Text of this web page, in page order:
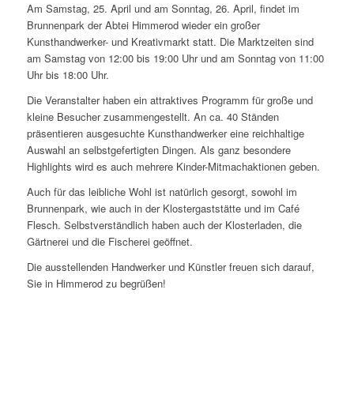
Am Samstag, 25. April und am Sonntag, 26. April, findet im
Brunnenpark der Abtei Himmerod wieder ein großer
Kunsthandwerker- und Kreativmarkt statt. Die Marktzeiten sind
am Samstag von 12:00 bis 19:00 Uhr und am Sonntag von 11:00
Uhr bis 18:00 Uhr.
Die Veranstalter haben ein attraktives Programm für große und
kleine Besucher zusammengestellt. An ca. 40 Ständen
präsentieren ausgesuchte Kunsthandwerker eine reichhaltige
Auswahl an selbstgefertigten Dingen. Als ganz besondere
Highlights wird es auch mehrere Kinder-Mitmachaktionen geben.
Auch für das leibliche Wohl ist natürlich gesorgt, sowohl im
Brunnenpark, wie auch in der Klostergaststätte und im Café
Flesch. Selbstverständlich haben auch der Klosterladen, die
Gärtnerei und die Fischerei geöffnet.
Die ausstellenden Handwerker und Künstler freuen sich darauf,
Sie in Himmerod zu begrüßen!